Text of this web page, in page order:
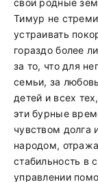
свои родные
Тимур не
устраивать
гораздо более
за то, что для
семьи, за
детей и всех
эти бурные
чувством долга
народом,
стабильность в
управлении